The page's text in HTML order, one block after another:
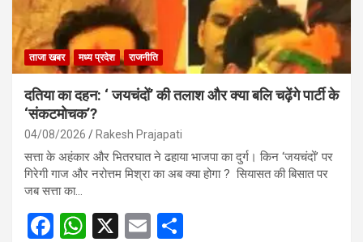
ताजा खबर मध्य प्रदेश राजनीति
दतिया का दहन: ‘ जयचंदों’ की तलाश और क्या बलि चढ़ेंगे पार्टी के
‘संकटमोचक’?
04/08/2026 Rakesh Prajapati
सत्ता के अहंकार और भितरघात ने ढहाया भाजपा का दुर्ग। किन ‘जयचंदों’ पर
गिरेगी गाज और नरोत्तम मिश्रा का अब क्या होगा ? सियासत की बिसात पर
जब सत्ता का…
F
W X
E